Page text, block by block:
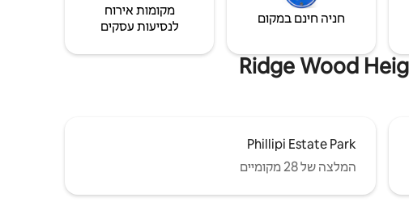
חניה חינם במקום
מקומות אירוח
לנסיעות עסקים
Phillipi Estate Park
המלצה של 28 מקומיים